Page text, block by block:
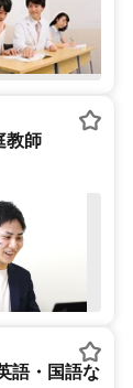
教師
語・国語な